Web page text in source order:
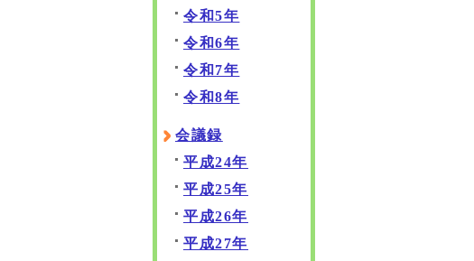
令和5年
令和6年
令和7年
令和8年
会議録
平成24年
平成25年
平成26年
平成27年